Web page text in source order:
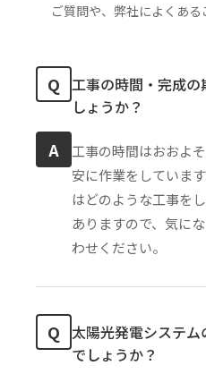
ご質問や、弊社によくある
Q 工事の時間・完成
しょうか？
A
工事の時間はおおよ
安に作業をしていま
はどのような工事を
ありますので、気に
わせください。
Q 太陽光発電システ
でしょうか？